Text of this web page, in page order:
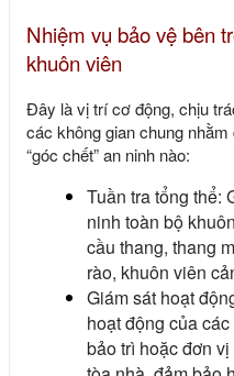
Nhiệm vụ bảo vệ bên
khuôn viên
Đây là vị trí cơ động, chịu
các không gian chung
“góc chết” an ninh nào:
Tuần tra tổng thể:
ninh toàn bộ
cầu thang, thang
rào, khuôn viên
Giám sát hoạt
hoạt động của
bảo trì hoặc đơn